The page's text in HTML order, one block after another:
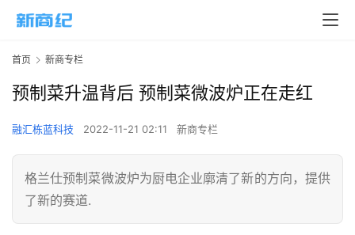
首页 新商专栏
预制菜升温背后 预制菜微波炉正在走红
融汇栋蓝科技 2022-11-21 02:11 新商专栏
格兰仕预制菜微波炉为厨电企业廓清了新的方向，提供
了新的赛道.